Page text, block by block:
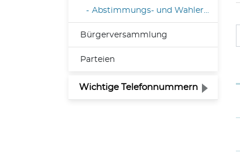
Abstimmungs- und Wahlergebnisse
Bürgerversammlung
Parteien
Wichtige Telefonnummern